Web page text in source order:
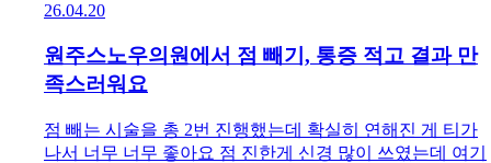
26.04.20
원주스노우의원에서 점 빼기, 통증 적고 결과 만
족스러워요
점 빼는 시술을 총 2번 진행했는데 확실히 연해진 게 티가
나서 너무 너무 좋아요 점 진한게 신경 많이 쓰였는데 여기